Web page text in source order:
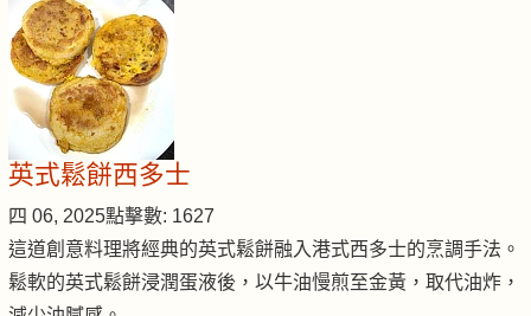
英式鬆餅西多士
四 06, 2025點擊數: 1627
這道創意料理將經典的英式鬆餅融入港式西多士的烹調手法。
鬆軟的英式鬆餅浸潤蛋液後，以牛油慢煎至金黃，取代油炸，